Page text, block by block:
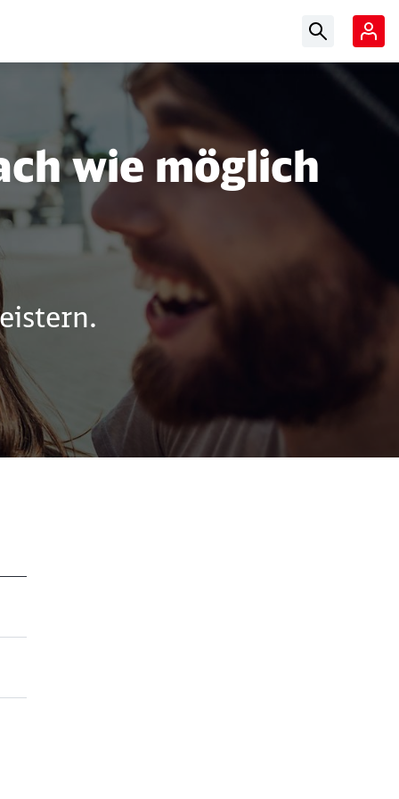
Suchbegriff
wie möglich